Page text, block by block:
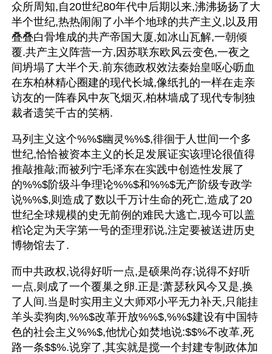
众所周知,自20世纪80年代中后期以来,沸沸扬扬了大
半个世纪,热热闹闹了小半个地球的共产主义,以及用
叠叠白骨堆成的共产帝国大厦,如冰山瓦解,一朝倾
覆.共产主义阵营一方,因苏联东欧风云变色,一夜之
间坍塌了大半个天.前东德政权效法秦始皇呕心呖血
在东柏林精心圈建的现代长城,像纸扎的一样在走亲
访友的一阵春风中灰飞烟灭,柏林墙成了现代专制独
裁者遗笑千古的笑柄.
马列主义这个%%$幽灵%%$,徘徊于人世间一个多
世纪,恰恰被资本主义的长足发展证实该理论很值得
推敲推敲;而被列宁毛泽东在实践中创造性发展了
的%%$阶级斗争理论%%$和%%$无产阶级专政学
说%%$,则造成了数以千万计生命的死亡,造成了20
世纪全球规模的史无前例的难民大逃亡,现今可以盖
棺论定为天字第一号的歪理邪说,注定要被送进历史
博物馆去了.
而中共政权,说得好听一点,是硕果尚存;说得不好听
一点,则成了一个覆巢之卵.正是:萧瑟秋风今又是,换
了人间.当是时实用主义大师邓小平无力补天,只能挂
羊头卖狗肉,%%$改革开放%%$,%%$建设有中国特
色的社会主义%%$,他忧心如焚地说:$$%不改革,死
路一条$$%.说穿了,其实就是搅一个封建专制政体加